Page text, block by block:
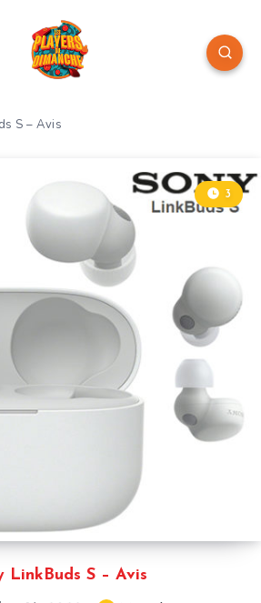
S – Avis
LinkBuds S – Avis
3